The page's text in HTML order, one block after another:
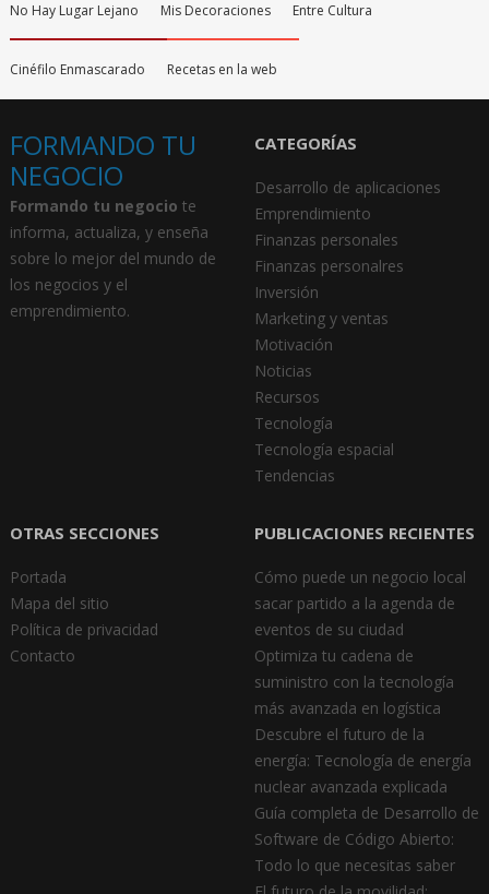
No Hay Lugar Lejano Mis Decoraciones Entre Cultura
Cinéfilo Enmascarado Recetas en la web
FORMANDO TU
NEGOCIO
Formando tu negocio te
informa, actualiza, y enseña
sobre lo mejor del mundo de
los negocios y el
emprendimiento.
CATEGORÍAS
Desarrollo de aplicaciones
Emprendimiento
Finanzas personales
Finanzas personalres
Inversión
Marketing y ventas
Motivación
Noticias
Recursos
Tecnología
Tecnología espacial
Tendencias
OTRAS SECCIONES
Portada
Mapa del sitio
Política de privacidad
Contacto
PUBLICACIONES RECIENTES
Cómo puede un negocio local
sacar partido a la agenda de
eventos de su ciudad
Optimiza tu cadena de
suministro con la tecnología
más avanzada en logística
Descubre el futuro de la
energía: Tecnología de energía
nuclear avanzada explicada
Guía completa de Desarrollo de
Software de Código Abierto:
Todo lo que necesitas saber